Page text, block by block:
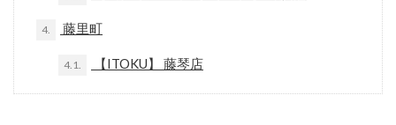
4. 藤里町
4.1. 【ITOKU】 藤琴店